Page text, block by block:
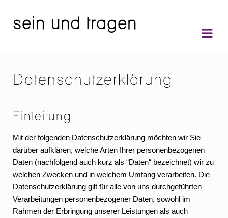
Skip
to
Skip
to
sein und tragen
Datenschutzerklärung
Einleitung
Mit der folgenden Datenschutzerklärung möchten wir Sie
darüber aufklären, welche Arten Ihrer personenbezogenen
Daten (nachfolgend auch kurz als “Daten“ bezeichnet) wir zu
welchen Zwecken und in welchem Umfang verarbeiten. Die
Datenschutzerklärung gilt für alle von uns durchgeführten
Verarbeitungen personenbezogener Daten, sowohl im
Rahmen der Erbringung unserer Leistungen als auch